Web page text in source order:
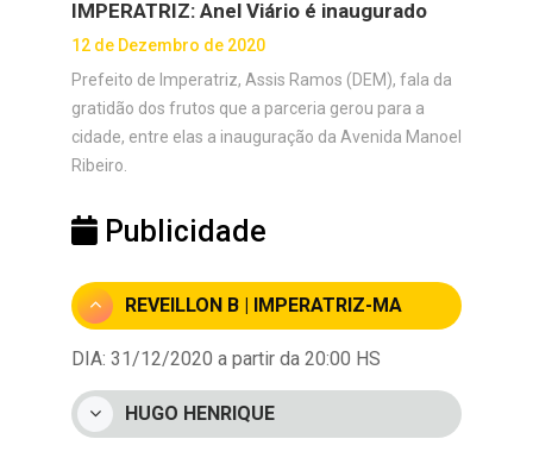
IMPERATRIZ: Anel Viário é inaugurado
12 de Dezembro de 2020
Prefeito de Imperatriz, Assis Ramos (DEM), fala da
gratidão dos frutos que a parceria gerou para a
cidade, entre elas a inauguração da Avenida Manoel
Ribeiro.
Publicidade
REVEILLON B | IMPERATRIZ-MA
DIA: 31/12/2020 a partir da 20:00 HS
HUGO HENRIQUE